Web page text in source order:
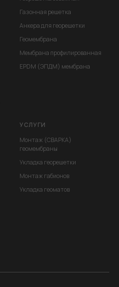
Газонная решетка
Анкера для георешетки
Геомембрана
Мембрана профилированная
EPDM (ЭПДМ) мембрана
УСЛУГИ
Монтаж (СВАРКА)
геомембраны
Укладка георешетки
Монтаж габионов
Укладка геоматов